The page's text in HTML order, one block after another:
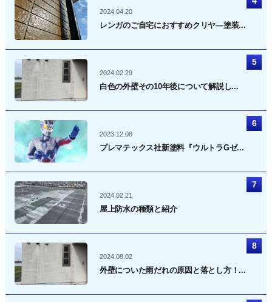
2024.04.20
レンガのご自宅におすすめクリヤ―塗装...
2024.02.29
白色の外壁その10年後について解説し...
2023.12.08
プレマテックス社新塗料『ウルトラGゼ...
2024.02.21
屋上防水の種類と紹介
2024.08.02
外壁についた雨だれの原因と落とし方！...